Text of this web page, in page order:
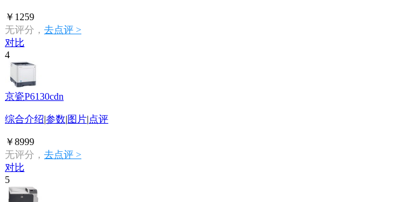
￥1259
无评分， 去点评 >
对比
4
京瓷P6130cdn
综合介绍|参数|图片|点评
￥8999
无评分， 去点评 >
对比
5